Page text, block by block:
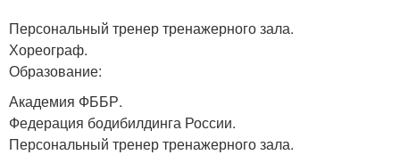
Персональный тренер тренажерного зала.
Хореограф.
Образование:
Академия ФББР.
Федерация бодибилдинга России.
Персональный тренер тренажерного зала.